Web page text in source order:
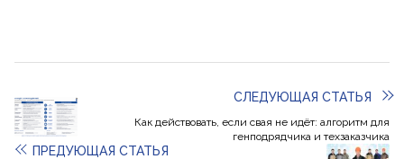
ПРЕДУЮЩАЯ СТАТЬЯ
СЛЕДУЮЩАЯ СТАТЬЯ
Как действовать, если свая не идёт: алгоритм для
генподрядчика и техзаказчика